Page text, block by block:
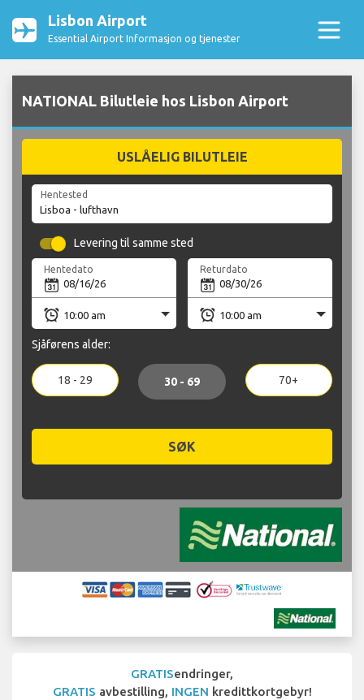
Lisbon Airport
Essential Airport Informasjon og tjenester
NATIONAL Bilutleie hos Lisbon Airport
USLÅELIG BILUTLEIE
Hentested
Levering til samme sted
Hentedato Returdato
Sjåførens alder:
18 - 29 30 - 69 70+
SØK
GRATISendringer,
GRATIS avbestilling, INGEN kredittkortgebyr!